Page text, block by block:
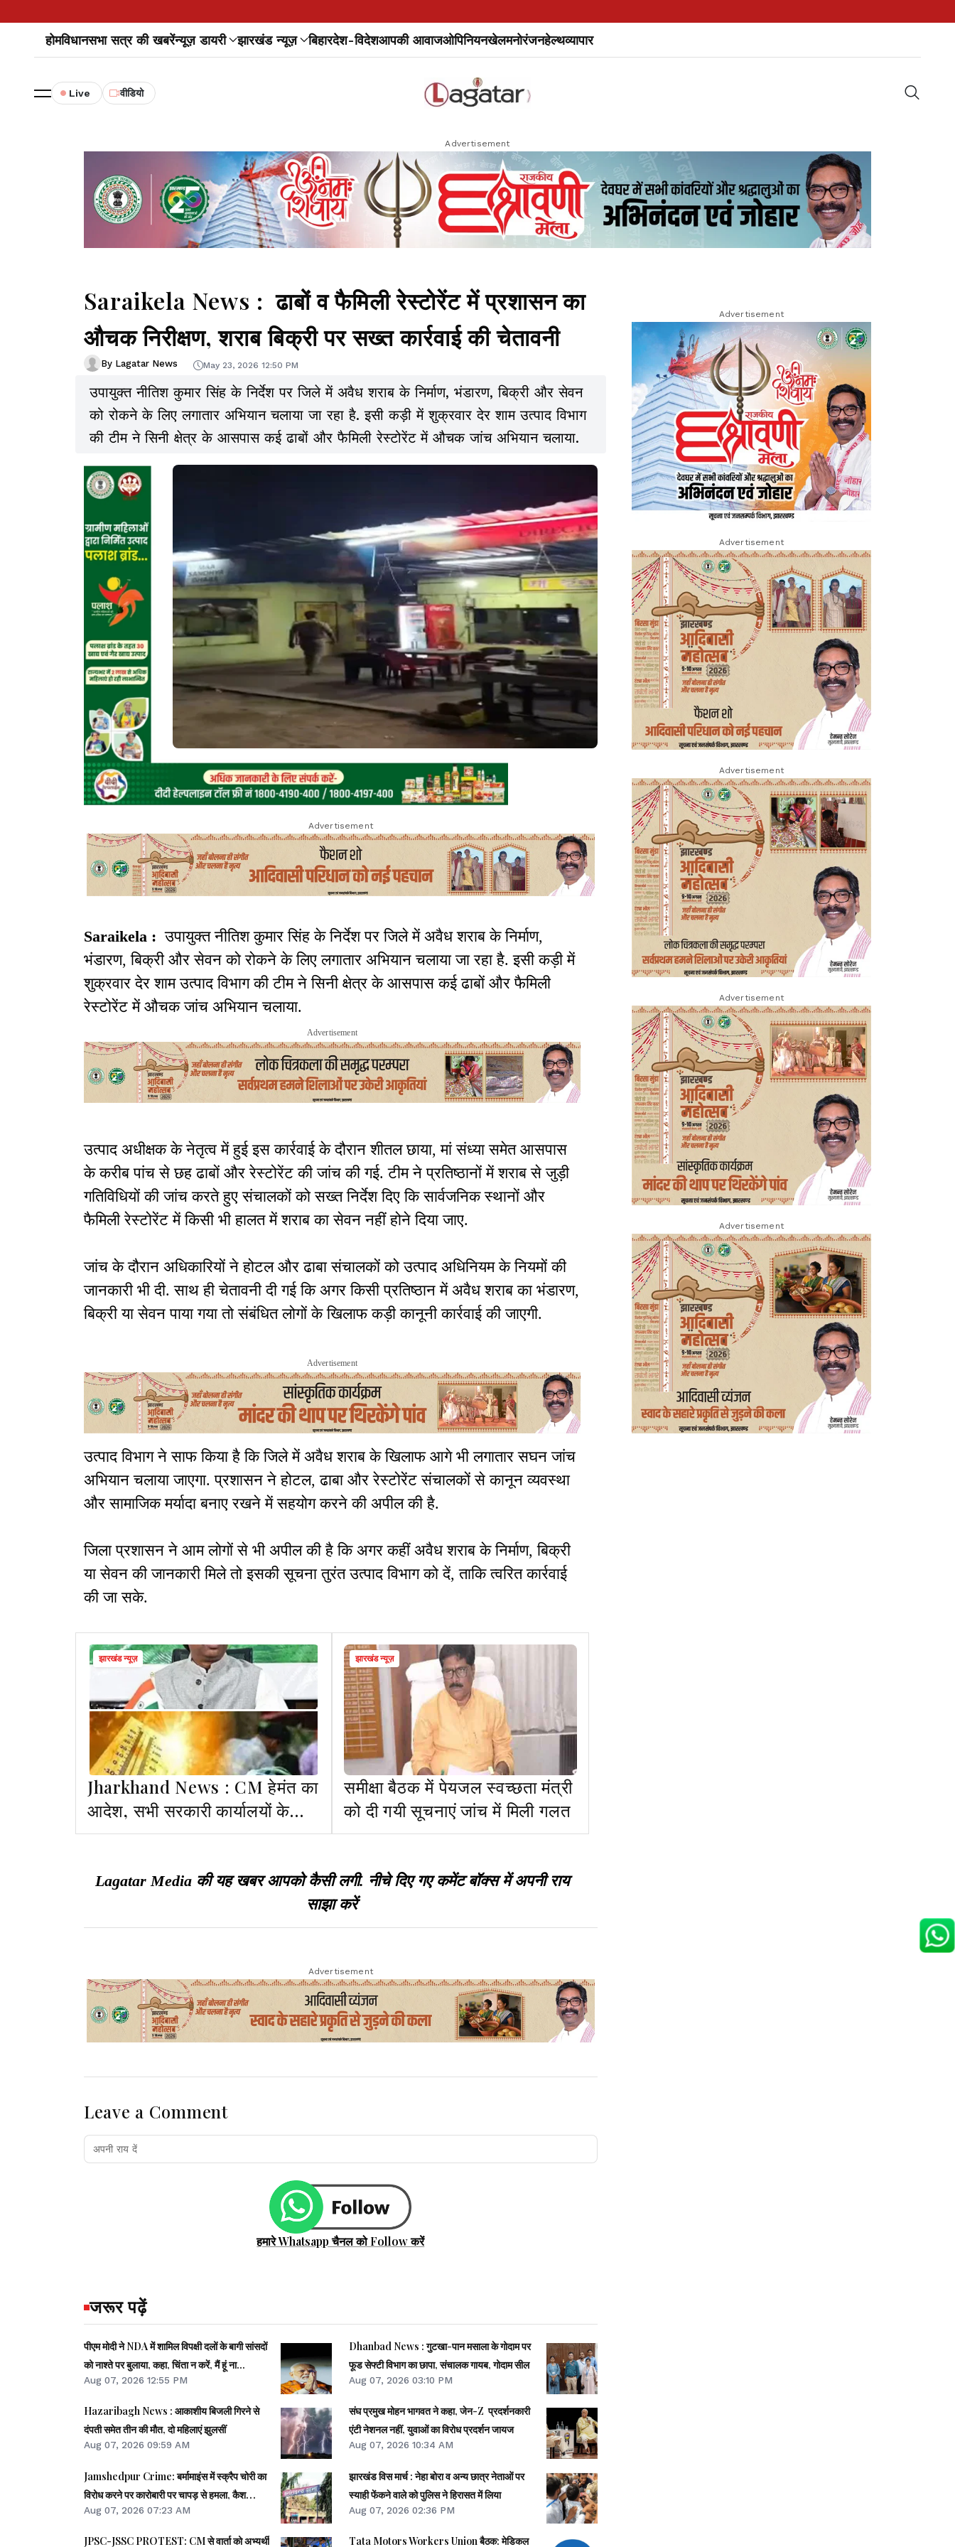
होमविधानसभा सत्र की खबरेंन्यूज़ डायरी झारखंड न्यूज़ बिहारदेश-विदेशआपकी आवाजओपिनियनखेलमनोरंजनहेल्थव्यापार
Live वीडियो
Advertisement
Saraikela News : ढाबों व फैमिली रेस्टोरेंट में प्रशासन का
औचक निरीक्षण, शराब बिक्री पर सख्त कार्रवाई की चेतावनी
By Lagatar News May 23, 2026 12:50 PM
उपायुक्त नीतिश कुमार सिंह के निर्देश पर जिले में अवैध शराब के निर्माण, भंडारण, बिक्री और सेवन
को रोकने के लिए लगातार अभियान चलाया जा रहा है. इसी कड़ी में शुक्रवार देर शाम उत्पाद विभाग
की टीम ने सिनी क्षेत्र के आसपास कई ढाबों और फैमिली रेस्टोरेंट में औचक जांच अभियान चलाया.
Advertisement
Saraikela :उपायुक्त नीतिश कुमार सिंह के निर्देश पर जिले में अवैध शराब के निर्माण,
भंडारण, बिक्री और सेवन को रोकने के लिए लगातार अभियान चलाया जा रहा है. इसी कड़ी में
शुक्रवार देर शाम उत्पाद विभाग की टीम ने सिनी क्षेत्र के आसपास कई ढाबों और फैमिली
रेस्टोरेंट में औचक जांच अभियान चलाया.
Advertisement
उत्पाद अधीक्षक के नेतृत्व में हुई इस कार्रवाई के दौरान शीतल छाया, मां संध्या समेत आसपास
के करीब पांच से छह ढाबों और रेस्टोरेंट की जांच की गई. टीम ने प्रतिष्ठानों में शराब से जुड़ी
गतिविधियों की जांच करते हुए संचालकों को सख्त निर्देश दिए कि सार्वजनिक स्थानों और
फैमिली रेस्टोरेंट में किसी भी हालत में शराब का सेवन नहीं होने दिया जाए.
जांच के दौरान अधिकारियों ने होटल और ढाबा संचालकों को उत्पाद अधिनियम के नियमों की
जानकारी भी दी. साथ ही चेतावनी दी गई कि अगर किसी प्रतिष्ठान में अवैध शराब का भंडारण,
बिक्री या सेवन पाया गया तो संबंधित लोगों के खिलाफ कड़ी कानूनी कार्रवाई की जाएगी.
Advertisement
उत्पाद विभाग ने साफ किया है कि जिले में अवैध शराब के खिलाफ आगे भी लगातार सघन जांच
अभियान चलाया जाएगा. प्रशासन ने होटल, ढाबा और रेस्टोरेंट संचालकों से कानून व्यवस्था
और सामाजिक मर्यादा बनाए रखने में सहयोग करने की अपील की है.
जिला प्रशासन ने आम लोगों से भी अपील की है कि अगर कहीं अवैध शराब के निर्माण, बिक्री
या सेवन की जानकारी मिले तो इसकी सूचना तुरंत उत्पाद विभाग को दें, ताकि त्वरित कार्रवाई
की जा सके.
झारखंड न्यूज़
Jharkhand News : CM हेमंत का
आदेश, सभी सरकारी कार्यालयों के
बाहर करें पेयजल की व्यवस्था
झारखंड न्यूज़
समीक्षा बैठक में पेयजल स्वच्छता मंत्री
को दी गयी सूचनाएं जांच में मिली गलत
Lagatar Media की यह खबर आपको कैसी लगी. नीचे दिए गए कमेंट बॉक्स में अपनी राय
साझा करें
Advertisement
Leave a Comment
हमारे Whatsapp चैनल को Follow करें
जरूर पढ़ें
पीएम मोदी ने NDA में शामिल विपक्षी दलों के बागी सांसदों
को नाश्ते पर बुलाया, कहा, चिंता न करें, मैं हूं ना...
Aug 07, 2026 12:55 PM
Hazaribagh News : आकाशीय बिजली गिरने से
दंपती समेत तीन की मौत, दो महिलाएं झुलसीं
Aug 07, 2026 09:59 AM
Jamshedpur Crime: बर्मामाइंस में स्क्रैप चोरी का
विरोध करने पर कारोबारी पर चापड़ से हमला, कैश
छीनकर भागे अपराधी
Aug 07, 2026 07:23 AM
JPSC-JSSC PROTEST: CM से वार्ता को अभ्यर्थी
Dhanbad News : गुटखा-पान मसाला के गोदाम पर
फूड सेफ्टी विभाग का छापा, संचालक गायब, गोदाम सील
Aug 07, 2026 03:10 PM
संघ प्रमुख मोहन भागवत ने कहा, जेन-Z प्रदर्शनकारी
एंटी नेशनल नहीं, युवाओं का विरोध प्रदर्शन जायज
Aug 07, 2026 10:34 AM
झारखंड विस मार्च : नेहा बोरा व अन्य छात्र नेताओं पर
स्याही फेंकने वाले को पुलिस ने हिरासत में लिया
Aug 07, 2026 02:36 PM
Tata Motors Workers Union बैठक: मेडिकल
Advertisement
Advertisement
Advertisement
Advertisement
Advertisement